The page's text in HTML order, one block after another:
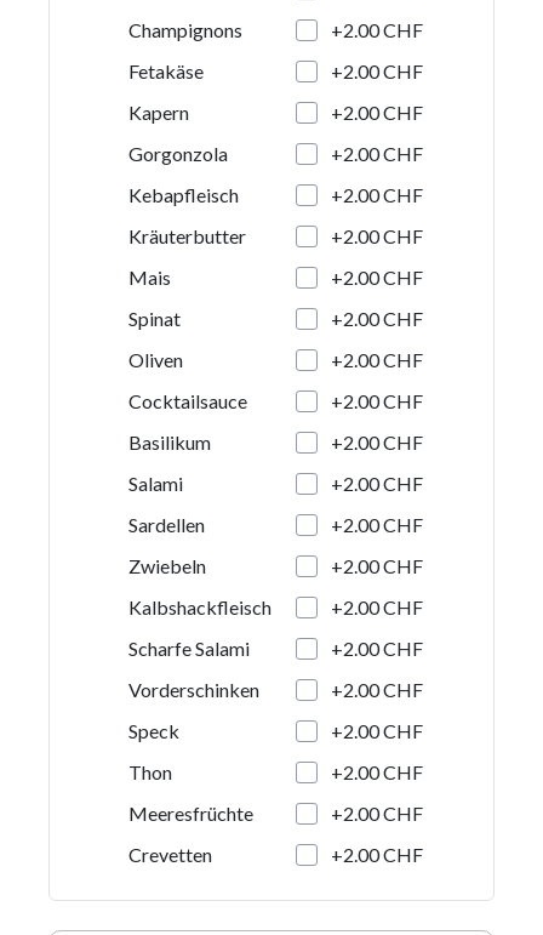
Champignons
+2.00 CHF
Fetakäse
+2.00 CHF
Kapern
+2.00 CHF
Gorgonzola
+2.00 CHF
Kebapfleisch
+2.00 CHF
Kräuterbutter
+2.00 CHF
Mais
+2.00 CHF
Spinat
+2.00 CHF
Oliven
+2.00 CHF
Cocktailsauce
+2.00 CHF
Basilikum
+2.00 CHF
Salami
+2.00 CHF
Sardellen
+2.00 CHF
Zwiebeln
+2.00 CHF
Kalbshackfleisch
+2.00 CHF
Scharfe Salami
+2.00 CHF
Vorderschinken
+2.00 CHF
Speck
+2.00 CHF
Thon
+2.00 CHF
Meeresfrüchte
+2.00 CHF
Crevetten
+2.00 CHF